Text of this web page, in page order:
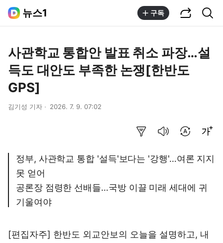
뉴스1 구독
사관학교 통합안 발표 취소 파장…설
득도 대안도 부족한 논쟁[한반도
GPS]
김기성 기자 2026. 7. 9. 07:02
정부, 사관학교 통합 '설득'보다는 '강행'…여론 지지
못 얻어
공론장 점령한 선배들…국방 이끌 미래 세대에 귀
기울여야
[편집자주] 한반도 외교안보의 오늘을 설명하고, 내